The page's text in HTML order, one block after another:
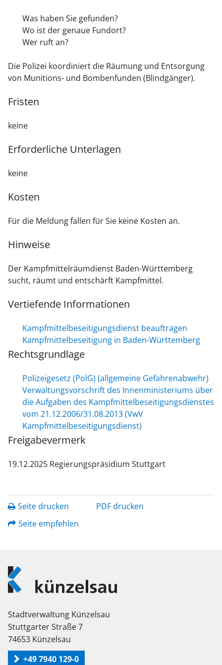
Was haben Sie gefunden?
Wo ist der genaue Fundort?
Wer ruft an?
Die Polizei koordiniert die Räumung und Entsorgung
von Munitions- und Bombenfunden (Blindgänger).
Fristen
keine
Erforderliche Unterlagen
keine
Kosten
Für die Meldung fallen für Sie keine Kosten an.
Hinweise
Der Kampfmittelräumdienst Baden-Württemberg
sucht, räumt und entschärft Kampfmittel.
Vertiefende Informationen
Kampfmittelbeseitigungsdienst beauftragen
Kampfmittelbeseitigung in Baden-Württemberg
Rechtsgrundlage
Polizeigesetz (PolG) (allgemeine Gefahrenabwehr)
Verwaltungsvorschrift des Innenministeriums über
die Aufgaben des Kampfmittelbeseitigungsdienstes
vom 21.12.2006/31.08.2013 (VwV
Kampfmittelbeseitigungsdienst)
Freigabevermerk
19.12.2025 Regierungspräsidium Stuttgart
Seite drucken
PDF drucken
Seite empfehlen
Logo
Künzelsau
Stadtverwaltung Künzelsau
Stuttgarter Straße 7
74653 Künzelsau
+49 7940 129-0